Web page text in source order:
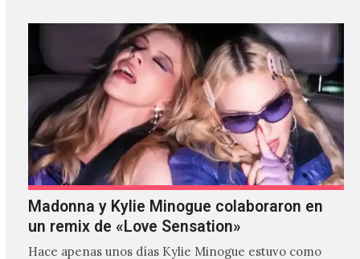
Madonna y Kylie Minogue colaboraron en
un remix de «Love Sensation»
Hace apenas unos días Kylie Minogue estuvo como